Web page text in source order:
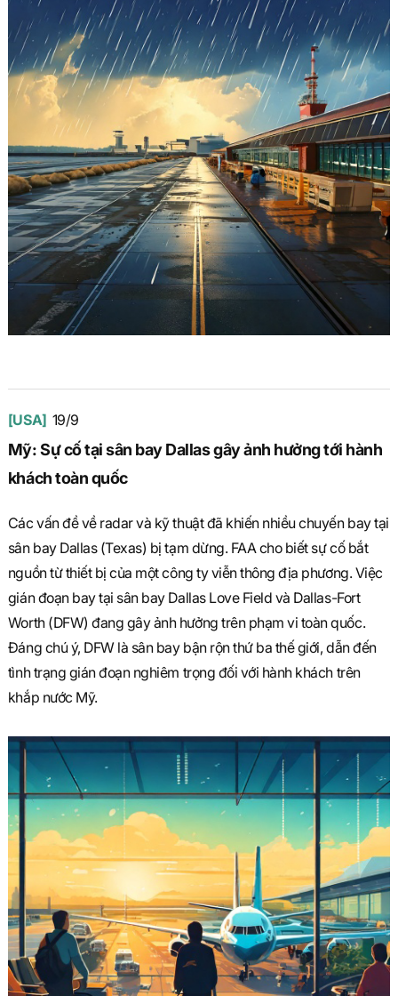
[USA] 19/9
Mỹ: Sự cố tại sân bay Dallas gây ảnh hưởng tới hành
khách toàn quốc
Các vấn đề về radar và kỹ thuật đã khiến nhiều chuyến bay tại
sân bay Dallas (Texas) bị tạm dừng. FAA cho biết sự cố bắt
nguồn từ thiết bị của một công ty viễn thông địa phương. Việc
gián đoạn bay tại sân bay Dallas Love Field và Dallas-Fort
Worth (DFW) đang gây ảnh hưởng trên phạm vi toàn quốc.
Đáng chú ý, DFW là sân bay bận rộn thứ ba thế giới, dẫn đến
tình trạng gián đoạn nghiêm trọng đối với hành khách trên
khắp nước Mỹ.